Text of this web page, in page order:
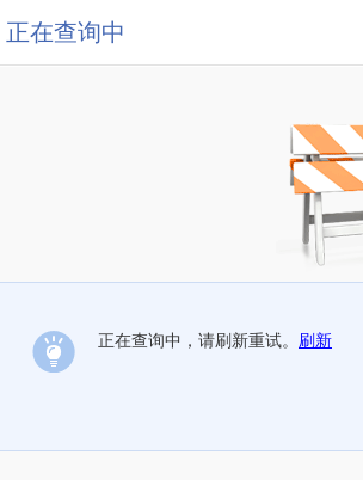
正在查询中
正在查询中，请刷新重试。 刷新